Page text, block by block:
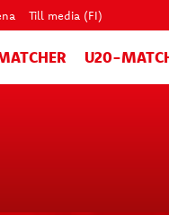
Till media (FI)
U20-